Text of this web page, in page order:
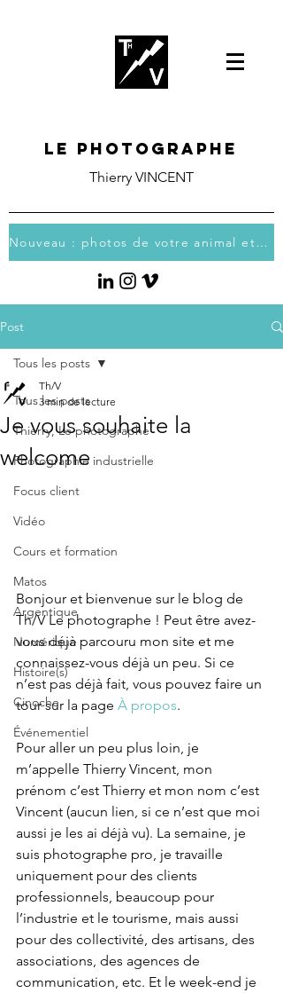
Le photographe
Thierry VINCENT
Nouveau : photos de votre animal et vous
Post
Tous les posts
Thierry, Le photographe
Photographie industrielle
Focus client
Vidéo
Cours et formation
Matos
Argentique
Numérique
Histoire(s)
Cinoche
Événementiel
Tous les posts
Je vous souhaite la
welcome
Th/V
3 min de lecture
Bonjour et bienvenue sur le blog de
Th/V Le photographe ! Peut être avez-
vous déjà parcouru mon site et me
connaissez-vous déjà un peu. Si ce
n’est pas déjà fait, vous pouvez faire un
tour sur la page À propos.
Pour aller un peu plus loin, je
m’appelle Thierry Vincent, mon
prénom c’est Thierry et mon nom c’est
Vincent (aucun lien, si ce n’est que moi
aussi je les ai déjà vu). La semaine, je
suis photographe pro, je travaille
uniquement pour des clients
professionnels, beaucoup pour
l’industrie et le tourisme, mais aussi
pour des collectivité, des artisans, des
associations, des agences de
communication, etc. Et le week-end je